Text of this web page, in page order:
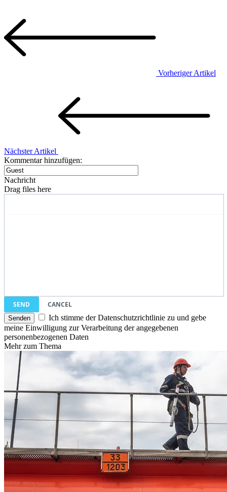
Vorheriger Artikel
Nächster Artikel
Kommentar hinzufügen:
Nachricht
Drag files here
SEND
CANCEL
Ich stimme der Datenschutzrichtlinie zu und gebe
meine Einwilligung zur Verarbeitung der angegebenen
personenbezogenen Daten
Mehr zum Thema